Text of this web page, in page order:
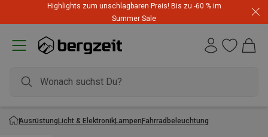
Highlights zum unschlagbaren Preis! Bis zu -60 % im
Summer Sale
AusrüstungLicht & ElektronikLampenFahrradbeleuchtung